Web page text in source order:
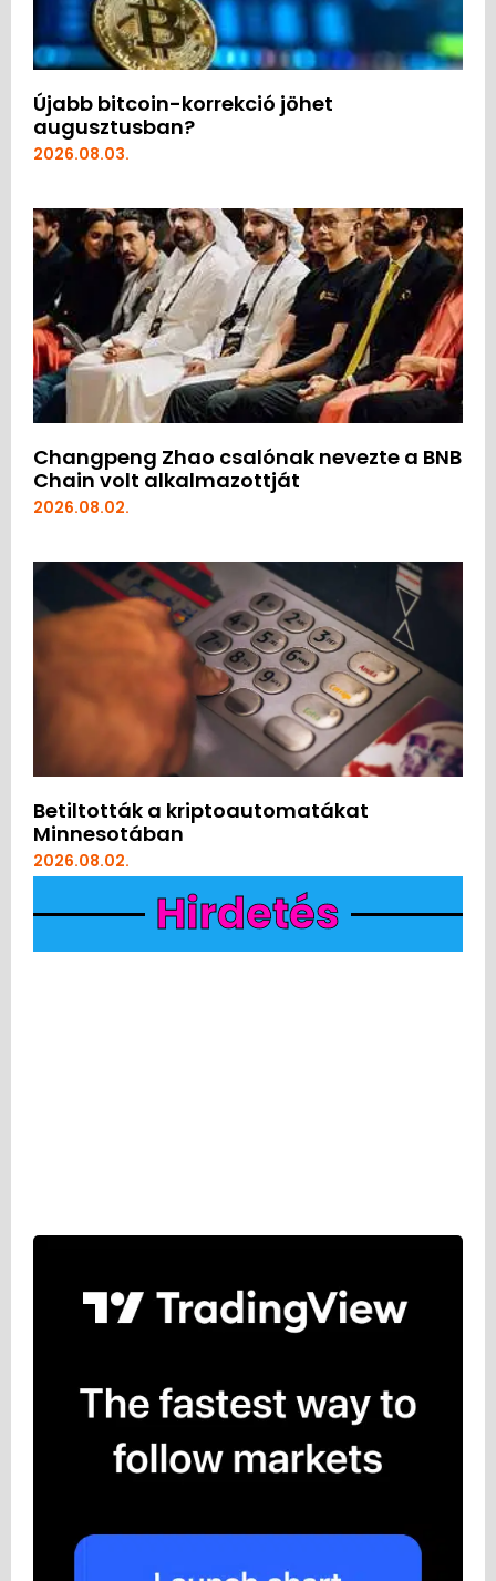
Újabb bitcoin-korrekció jöhet
augusztusban?
2026.08.03.
Changpeng Zhao csalónak nevezte a BNB
Chain volt alkalmazottját
2026.08.02.
Betiltották a kriptoautomatákat
Minnesotában
2026.08.02.
Hirdetés